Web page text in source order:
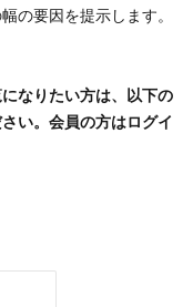
の要因を提示します。
なりたい方は、以下の
い。会員の方はログイ